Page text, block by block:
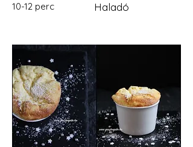
10-12 perc Haladó